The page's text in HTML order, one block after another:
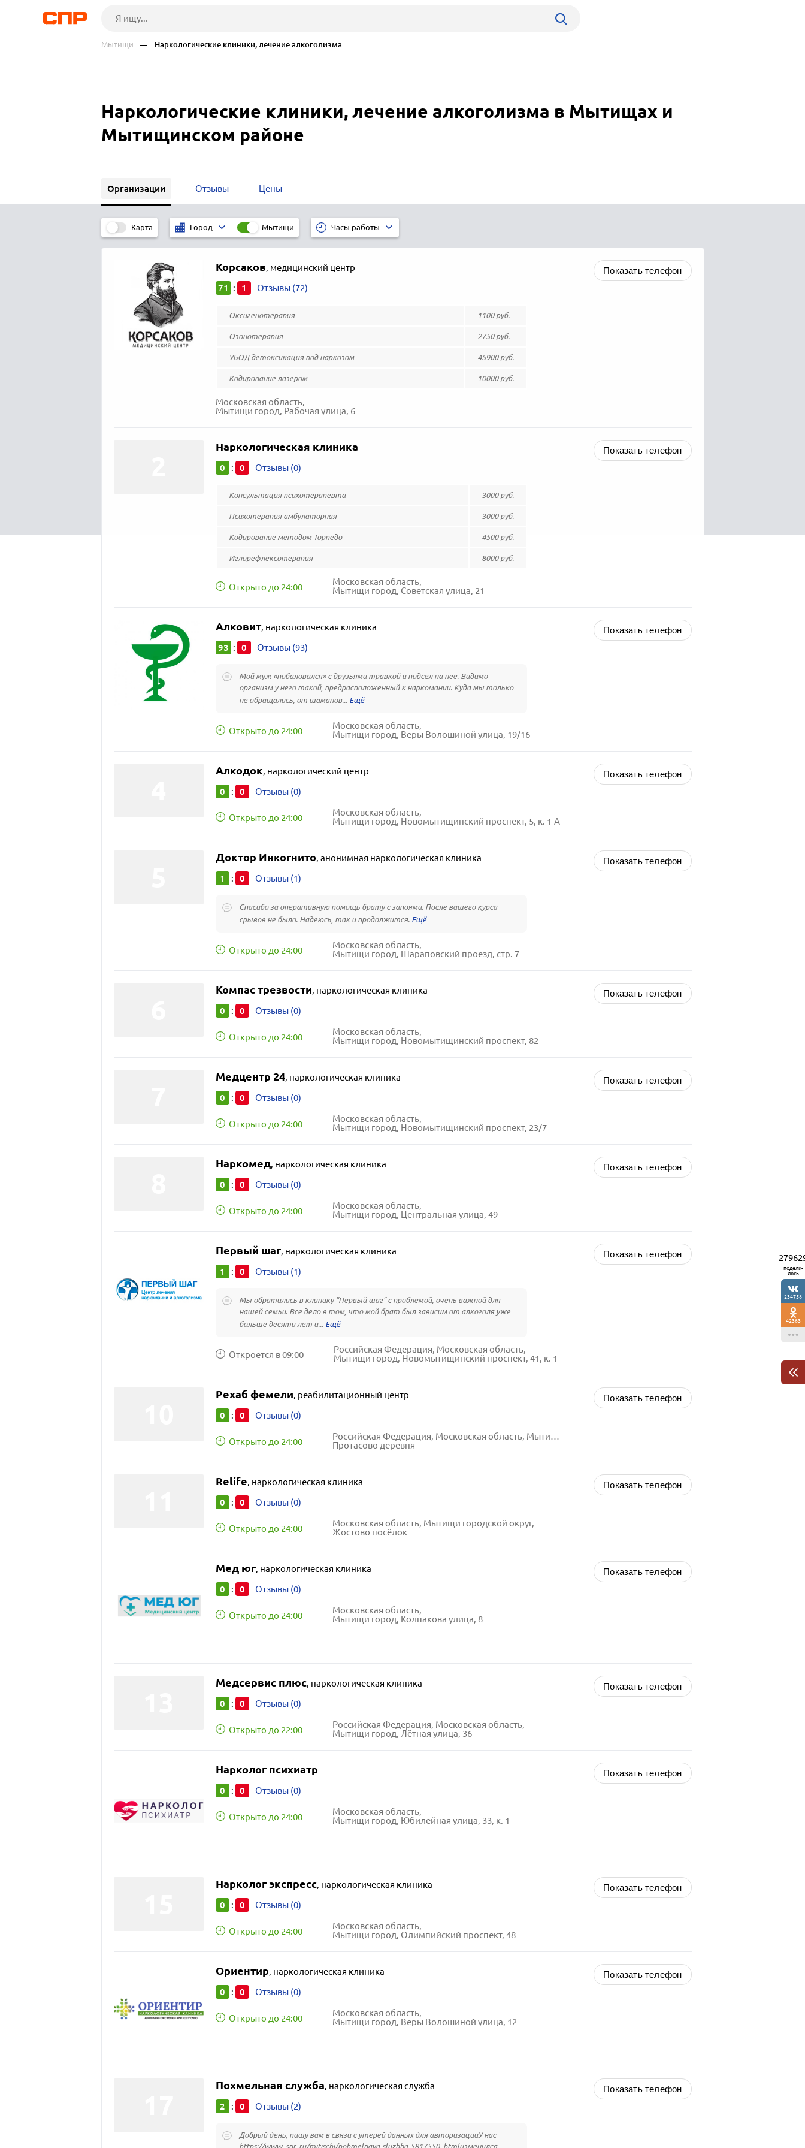
Мытищи — Наркологические клиники, лечение алкоголизма
Наркологические клиники, лечение алкоголизма в Мытищах и
Мытищинском районе
Организации Отзывы Цены
Карта Город Мытищи Часы работы
Корсаков, медицинский центр
71 : 1 Отзывы (72)
Оксигенотерапия 1100 руб.
Озонотерапия 2750 руб.
УБОД детоксикация под наркозом 45900 руб.
Кодирование лазером 10000 руб.
Московская область,
Мытищи город, Рабочая улица, 6
Показать телефон
Наркологическая клиника
0 : 0 Отзывы (0)
Консультация психотерапевта 3000 руб.
Психотерапия амбулаторная 3000 руб.
Кодирование методом Торпедо 4500 руб.
Иглорефлексотерапия 8000 руб.
Открыто до 24:00
Московская область,
Мытищи город, Советская улица, 21
Показать телефон
Алковит, наркологическая клиника
93 : 0 Отзывы (93)
Мой муж «побаловался» с друзьями травкой и подсел на нее. Видимо
организм у него такой, предрасположенный к наркомании. Куда мы только
не обращались, от шаманов...
Открыто до 24:00
Московская область,
Мытищи город, Веры Волошиной улица, 19/16
Показать телефон
Алкодок, наркологический центр
0 : 0 Отзывы (0)
Открыто до 24:00
Московская область,
Мытищи город, Новомытищинский проспект, 5, к. 1-А
Показать телефон
Доктор Инкогнито, анонимная наркологическая клиника
1 : 0 Отзывы (1)
Спасибо за оперативную помощь брату с запоями. После вашего курса
срывов не было. Надеюсь, так и продолжится.
Открыто до 24:00
Московская область,
Мытищи город, Шараповский проезд, стр. 7
Показать телефон
Компас трезвости, наркологическая клиника
0 : 0 Отзывы (0)
Открыто до 24:00
Московская область,
Мытищи город, Новомытищинский проспект, 82
Показать телефон
Медцентр 24, наркологическая клиника
0 : 0 Отзывы (0)
Открыто до 24:00
Московская область,
Мытищи город, Новомытищинский проспект, 23/7
Показать телефон
Наркомед, наркологическая клиника
0 : 0 Отзывы (0)
Открыто до 24:00
Московская область,
Мытищи город, Центральная улица, 49
Показать телефон
Первый шаг, наркологическая клиника
1 : 0 Отзывы (1)
Мы обратились в клинику "Первый шаг" с проблемой, очень важной для
нашей семьи. Все дело в том, что мой брат был зависим от алкоголя уже
больше десяти лет и...
Откроется в 09:00
Российская Федерация, Московская область,
Мытищи город, Новомытищинский проспект, 41, к. 1
Показать телефон
Рехаб фемели, реабилитационный центр
0 : 0 Отзывы (0)
Открыто до 24:00
Российская Федерация, Московская область, Мытищи городской округ,
Протасово деревня
Показать телефон
Relife, наркологическая клиника
0 : 0 Отзывы (0)
Открыто до 24:00
Московская область, Мытищи городской округ,
Жостово посёлок
Показать телефон
Мед юг, наркологическая клиника
0 : 0 Отзывы (0)
Открыто до 24:00
Московская область,
Мытищи город, Колпакова улица, 8
Показать телефон
Медсервис плюс, наркологическая клиника
0 : 0 Отзывы (0)
Открыто до 22:00
Российская Федерация, Московская область,
Мытищи город, Лётная улица, 36
Показать телефон
Нарколог психиатр
0 : 0 Отзывы (0)
Открыто до 24:00
Московская область,
Мытищи город, Юбилейная улица, 33, к. 1
Показать телефон
Нарколог экспресс, наркологическая клиника
0 : 0 Отзывы (0)
Открыто до 24:00
Московская область,
Мытищи город, Олимпийский проспект, 48
Показать телефон
Ориентир, наркологическая клиника
0 : 0 Отзывы (0)
Открыто до 24:00
Московская область,
Мытищи город, Веры Волошиной улица, 12
Показать телефон
Похмельная служба, наркологическая служба
2 : 0 Отзывы (2)
Добрый день, пишу вам в связи с утерей данных для авторизацииУ нас
Показать телефон
подели-
лось
234758
42383